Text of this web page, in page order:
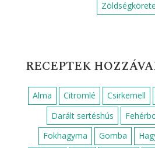
Cukkini köret Desszert
Egyszerű reggeli
Egyszerű
Főzelékek
Főzelék
Gluténmentes köret
Gyors